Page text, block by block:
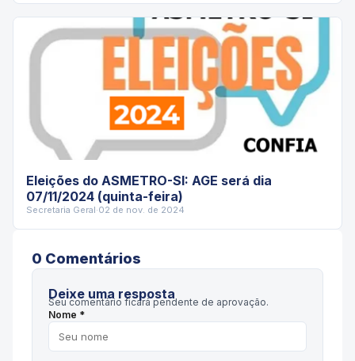
Eleições do ASMETRO-SI: AGE será dia
07/11/2024 (quinta-feira)
Secretaria Geral·02 de nov. de 2024
0 Comentários
Deixe uma resposta
Seu comentário ficará pendente de aprovação.
Nome *